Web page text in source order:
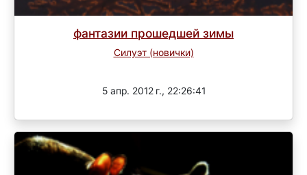
фантазии прошедшей зимы
Силуэт (новички)
5 апр. 2012 г., 22:26:41